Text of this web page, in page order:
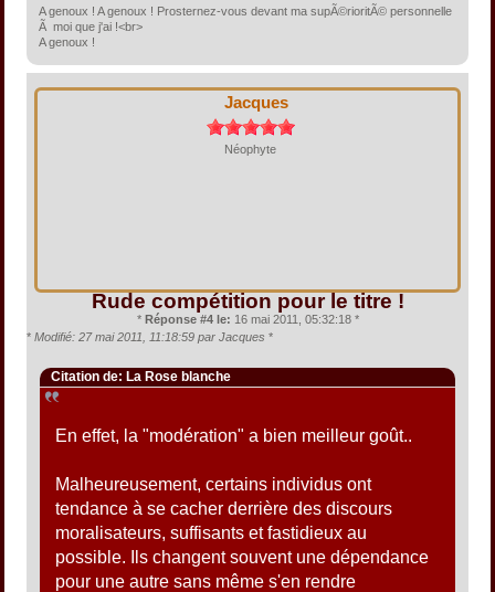
A genoux ! A genoux ! Prosternez-vous devant ma supÃ©rioritÃ© personnelle
Ã moi que j'ai !<br>
A genoux !
Jacques
Néophyte
Rude compétition pour le titre !
* Réponse #4 le: 16 mai 2011, 05:32:18 *
* Modifié: 27 mai 2011, 11:18:59 par Jacques *
Citation de: La Rose blanche
En effet, la "modération" a bien meilleur goût..
Malheureusement, certains individus ont
tendance à se cacher derrière des discours
moralisateurs, suffisants et fastidieux au
possible. Ils changent souvent une dépendance
pour une autre sans même s'en rendre